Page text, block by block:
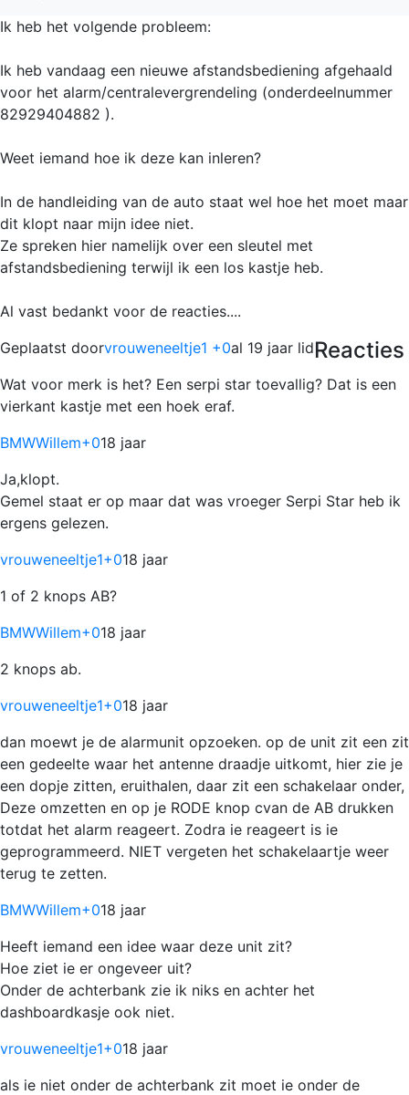
Ik heb het volgende probleem:
Ik heb vandaag een nieuwe afstandsbediening afgehaald
voor het alarm/centralevergrendeling (onderdeelnummer
82929404882 ).
Weet iemand hoe ik deze kan inleren?
In de handleiding van de auto staat wel hoe het moet maar
dit klopt naar mijn idee niet.
Ze spreken hier namelijk over een sleutel met
afstandsbediening terwijl ik een los kastje heb.
Al vast bedankt voor de reacties....
Geplaatst doorvrouweneeltje1 +0al 19 jaar lidReacties
Wat voor merk is het? Een serpi star toevallig? Dat is een
vierkant kastje met een hoek eraf.
BMWWillem+018 jaar
Ja,klopt.
Gemel staat er op maar dat was vroeger Serpi Star heb ik
ergens gelezen.
vrouweneeltje1+018 jaar
1 of 2 knops AB?
BMWWillem+018 jaar
2 knops ab.
vrouweneeltje1+018 jaar
dan moewt je de alarmunit opzoeken. op de unit zit een zit
een gedeelte waar het antenne draadje uitkomt, hier zie je
een dopje zitten, eruithalen, daar zit een schakelaar onder,
Deze omzetten en op je RODE knop cvan de AB drukken
totdat het alarm reageert. Zodra ie reageert is ie
geprogrammeerd. NIET vergeten het schakelaartje weer
terug te zetten.
BMWWillem+018 jaar
Heeft iemand een idee waar deze unit zit?
Hoe ziet ie er ongeveer uit?
Onder de achterbank zie ik niks en achter het
dashboardkasje ook niet.
vrouweneeltje1+018 jaar
als ie niet onder de achterbank zit moet ie onder de